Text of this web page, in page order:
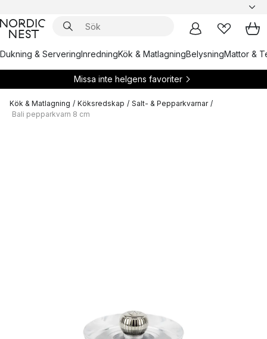
Dukning & ServeringInredningKök & MatlagningBelysningMattor &
Missa inte helgens favoriter
Kök & Matlagning / Köksredskap / Salt- & Pepparkvarnar /
Bali pepparkvarn 8 cm